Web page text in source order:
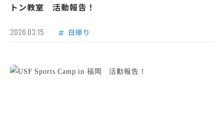
トン教室 活動報告！
2026.03.15 日帰り